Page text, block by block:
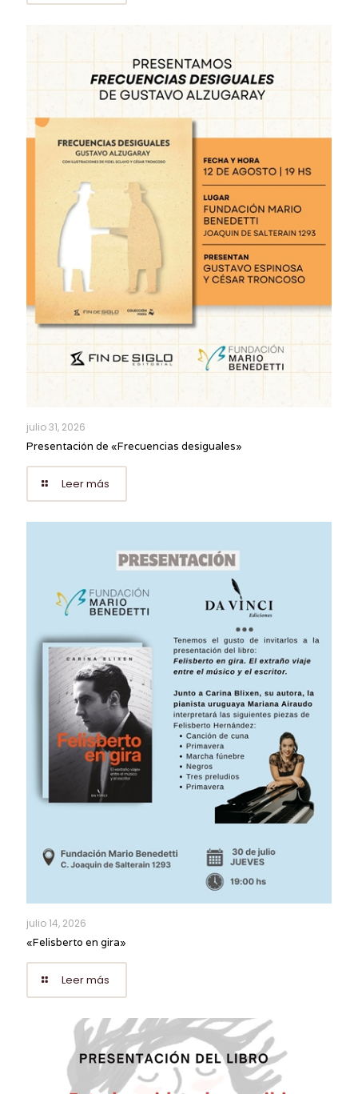
julio 31, 2026
Presentación de «Frecuencias desiguales»
Leer más
julio 14, 2026
«Felisberto en gira»
Leer más